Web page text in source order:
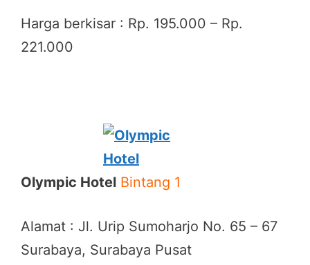
Harga berkisar : Rp. 195.000 – Rp.
221.000
Olympic Hotel Bintang 1
Alamat : Jl. Urip Sumoharjo No. 65 – 67
Surabaya, Surabaya Pusat